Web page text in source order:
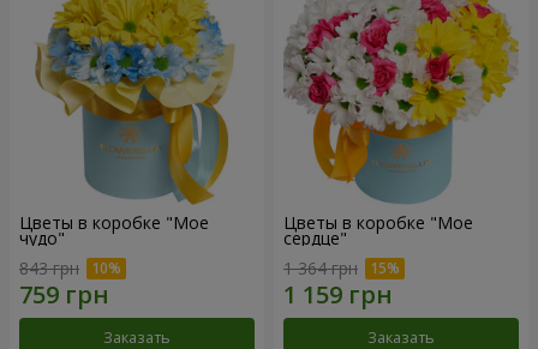
Цветы в коробке "Мое
чудо"
843 грн
Заказать
Цветы в коробке "Мое
сердце"
1 364 грн
Заказать